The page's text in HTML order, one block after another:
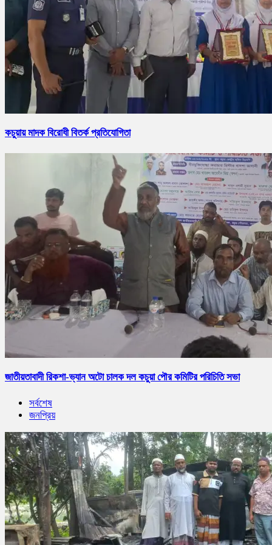
কচুয়ায় মাদক বিরোধী বিতর্ক প্রতিযোগিতা
জাতীয়তাবাদী রিকশা-ভ্যান অটো চালক দল কচুয়া পৌর কমিটির পরিচিতি সভা
সর্বশেষ
জনপ্রিয়